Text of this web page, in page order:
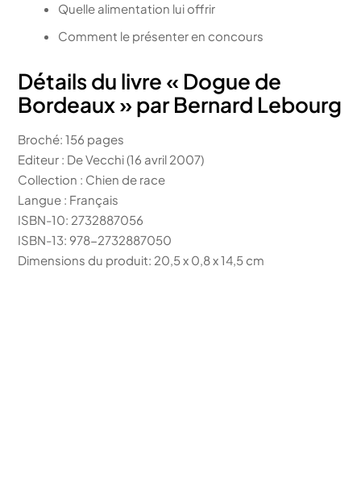
Quelle alimentation lui offrir
Comment le présenter en concours
Détails du livre « Dogue de
Bordeaux » par Bernard Lebourg
Broché: 156 pages
Editeur : De Vecchi (16 avril 2007)
Collection : Chien de race
Langue : Français
ISBN-10: 2732887056
ISBN-13: 978-2732887050
Dimensions du produit: 20,5 x 0,8 x 14,5 cm